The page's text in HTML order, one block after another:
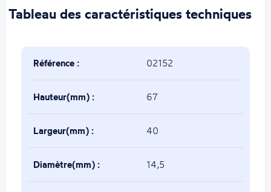
Tableau des caractéristiques techniques
Référence : 02152
Hauteur(mm) : 67
Largeur(mm) : 40
Diamètre(mm) : 14,5